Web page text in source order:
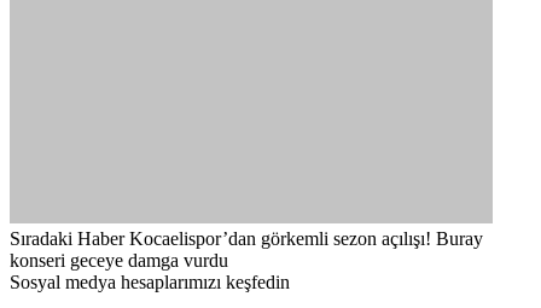
Sıradaki Haber Kocaelispor’dan görkemli sezon açılışı! Buray
konseri geceye damga vurdu
Sosyal medya hesaplarımızı keşfedin